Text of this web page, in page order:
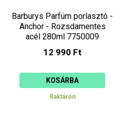
Barburys Parfüm porlasztó -
Anchor - Rozsdamentes
acél 280ml 7750009
12 990 Ft
KOSÁRBA
Raktáron